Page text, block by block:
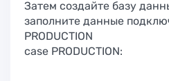
Затем создайте базу
заполните данные
PRODUCTION
case PRODUCTION: